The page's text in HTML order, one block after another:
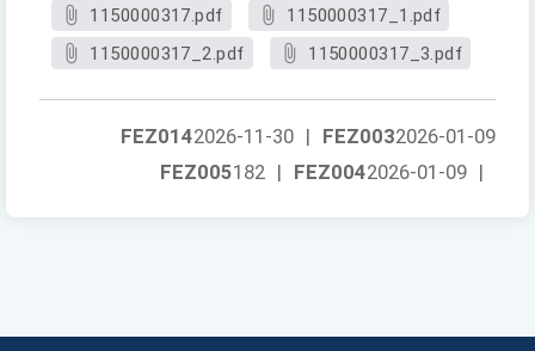
1150000317.pdf
1150000317_1.pdf
1150000317_2.pdf
1150000317_3.pdf
FEZ0032026-01-09
FEZ0142026-11-30 |
FEZ0042026-01-09 |
FEZ005182 |